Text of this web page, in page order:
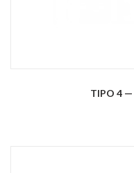
TIPO 4 —